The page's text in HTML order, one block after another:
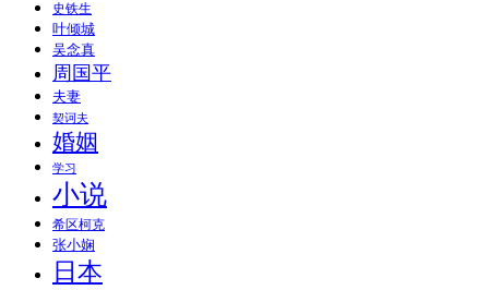
史铁生
叶倾城
吴念真
周国平
夫妻
契诃夫
婚姻
学习
小说
希区柯克
张小娴
日本